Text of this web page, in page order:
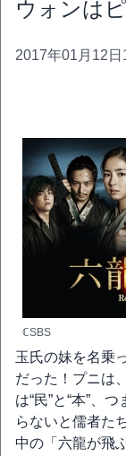
ウォンは
2017年01月12日
ℂSBS
玉氏の妹を名乗
だった！プニは
は“民”と“本”、
らないと儒者た
中の「六龍が飛